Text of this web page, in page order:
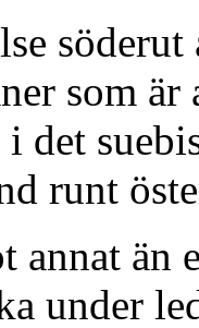
som är
i det
runt
annat än
under